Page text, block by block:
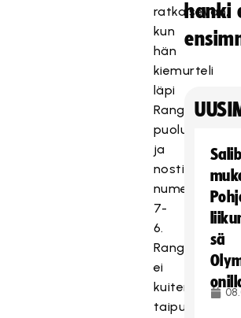
ratkaisevan,
kun
hän
kiemurteli
läpi
Rangersin
puolustuksen
ja
nosti
numeroiksi
7-
6.
Rangers
ei
kuitenkaan
taipunut
hanki
sä